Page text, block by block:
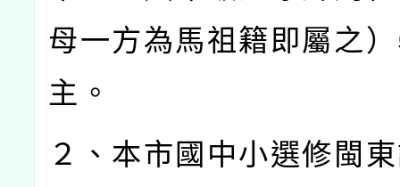
母一方為馬祖籍即屬之
主。
２、本市國中小選修閩